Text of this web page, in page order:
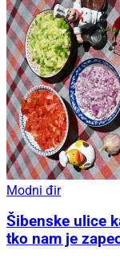
Modni đir
Šibenske ulice
tko nam je